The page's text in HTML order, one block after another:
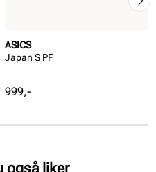
ASICS
Japan S PF
Pris
999,-
også liker